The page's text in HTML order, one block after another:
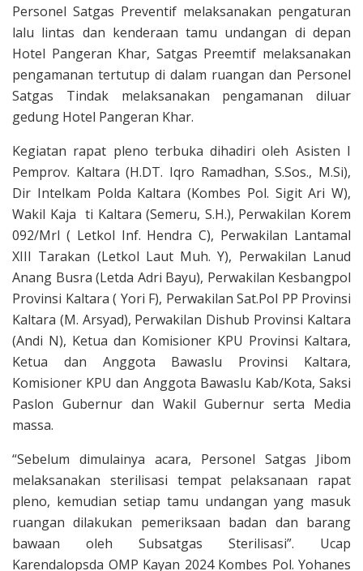
Personel Satgas Preventif melaksanakan pengaturan
lalu lintas dan kenderaan tamu undangan di depan
Hotel Pangeran Khar, Satgas Preemtif melaksanakan
pengamanan tertutup di dalam ruangan dan Personel
Satgas Tindak melaksanakan pengamanan diluar
gedung Hotel Pangeran Khar.
Kegiatan rapat pleno terbuka dihadiri oleh Asisten I
Pemprov. Kaltara (H.DT. Iqro Ramadhan, S.Sos., M.Si),
Dir Intelkam Polda Kaltara (Kombes Pol. Sigit Ari W),
Wakil Kaja ti Kaltara (Semeru, S.H.), Perwakilan Korem
092/Mrl ( Letkol Inf. Hendra C), Perwakilan Lantamal
XIII Tarakan (Letkol Laut Muh. Y), Perwakilan Lanud
Anang Busra (Letda Adri Bayu), Perwakilan Kesbangpol
Provinsi Kaltara ( Yori F), Perwakilan Sat.Pol PP Provinsi
Kaltara (M. Arsyad), Perwakilan Dishub Provinsi Kaltara
(Andi N), Ketua dan Komisioner KPU Provinsi Kaltara,
Ketua dan Anggota Bawaslu Provinsi Kaltara,
Komisioner KPU dan Anggota Bawaslu Kab/Kota, Saksi
Paslon Gubernur dan Wakil Gubernur serta Media
massa.
“Sebelum dimulainya acara, Personel Satgas Jibom
melaksanakan sterilisasi tempat pelaksanaan rapat
pleno, kemudian setiap tamu undangan yang masuk
ruangan dilakukan pemeriksaan badan dan barang
bawaan oleh Subsatgas Sterilisasi”. Ucap
Karendalopsda OMP Kayan 2024 Kombes Pol. Yohanes